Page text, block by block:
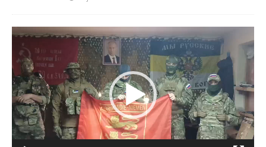
Lecteur
vidéo